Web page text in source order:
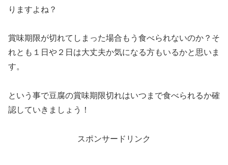
りますよね？
賞味期限が切れてしまった場合もう食べられないのか？そ
れとも１日や２日は大丈夫か気になる方もいるかと思いま
す。
という事で豆腐の賞味期限切れはいつまで食べられるか確
認していきましょう！
スポンサードリンク